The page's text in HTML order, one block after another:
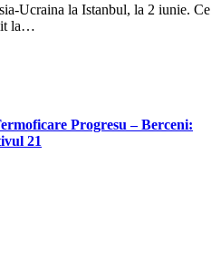
Ucraina la Istanbul, la 2 iunie. Ce
la…
Progresu – Berceni:
21